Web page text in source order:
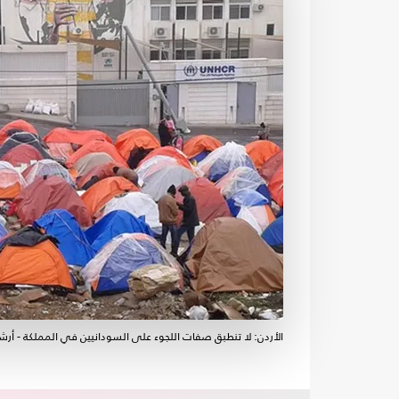
الأردن: لا تنطبق صفات اللجوء على السودانيين في المملكة -